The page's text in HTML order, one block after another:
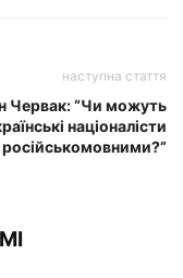
наступна стаття
Червак: “Чи можуть
націоналісти